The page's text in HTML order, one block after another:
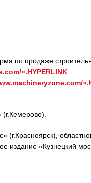
по продаже
».HYPERLINK
издание «Кузнецкий